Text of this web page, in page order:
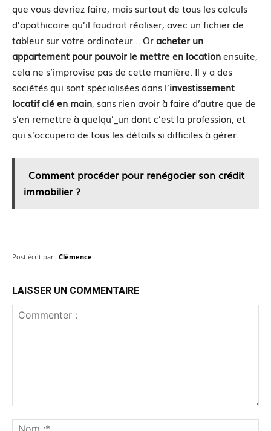
que vous devriez faire, mais surtout de tous les calculs
d’apothicaire qu’il faudrait réaliser, avec un fichier de
tableur sur votre ordinateur… Oracheter un
appartement pour pouvoir le mettre en locationensuite,
cela ne s’improvise pas de cette manière. Il y a des
sociétés qui sont spécialisées dans l’investissement
locatif clé en main, sans rien avoir à faire d’autre que de
s’en remettre à quelqu’_un dont c’est la profession, et
qui s’occupera de tous les détails si difficiles à gérer.
Comment procéder pour renégocier son crédit
immobilier ?
Post écrit par : Clémence
LAISSER UN COMMENTAIRE